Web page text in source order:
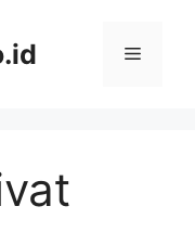
Menu